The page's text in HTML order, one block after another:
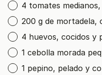
4 tomates
200 g de mortadela,
4 huevos, cocidos y
1 cebolla morada
1 pepino, pelado y